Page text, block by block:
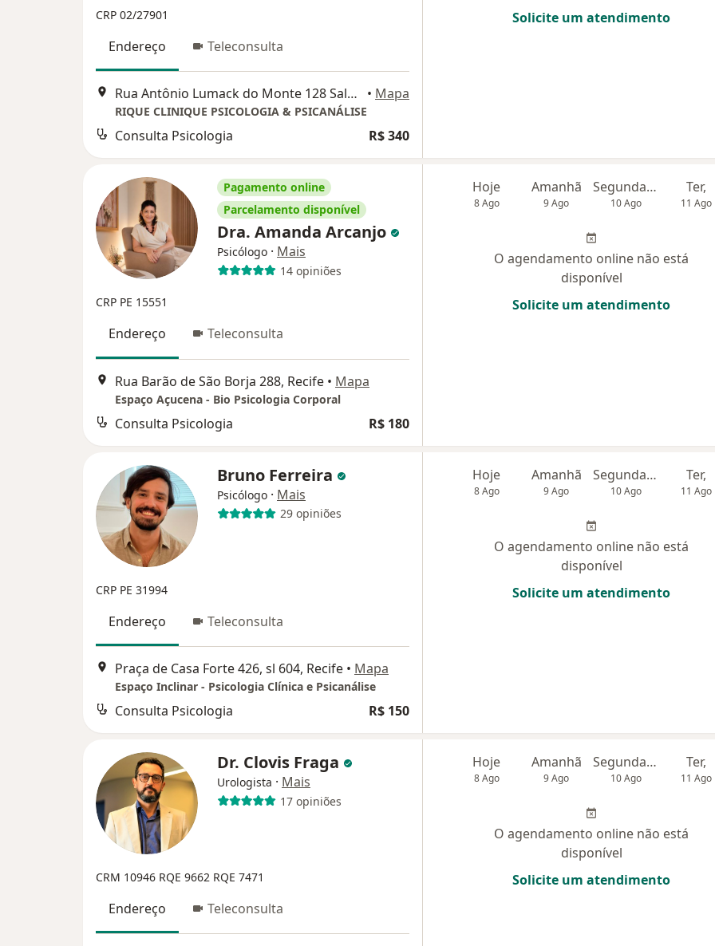
CRP 02/27901
Endereço Teleconsulta
Rua Antônio Lumack do Monte 128 Sala 302, Recife • Mapa
RIQUE CLINIQUE PSICOLOGIA & PSICANÁLISE
Consulta Psicologia R$ 340
Solicite um atendimento
Pagamento online
Parcelamento disponível
Dra. Amanda Arcanjo
Psicólogo · Mais
14 opiniões
CRP PE 15551
Endereço Teleconsulta
Rua Barão de São Borja 288, Recife • Mapa
Espaço Açucena - Bio Psicologia Corporal
Consulta Psicologia R$ 180
Hoje
8 Ago
Amanhã
9 Ago
Segunda-feira
10 Ago
Ter,
11 Ago
O agendamento online não está
disponível
Solicite um atendimento
Bruno Ferreira
Psicólogo · Mais
29 opiniões
CRP PE 31994
Endereço Teleconsulta
Praça de Casa Forte 426, sl 604, Recife • Mapa
Espaço Inclinar - Psicologia Clínica e Psicanálise
Consulta Psicologia R$ 150
Hoje
8 Ago
Amanhã
9 Ago
Segunda-feira
10 Ago
Ter,
11 Ago
O agendamento online não está
disponível
Solicite um atendimento
Dr. Clovis Fraga
Urologista · Mais
17 opiniões
CRM 10946 RQE 9662 RQE 7471
Endereço Teleconsulta
Hoje
8 Ago
Amanhã
9 Ago
Segunda-feira
10 Ago
Ter,
11 Ago
O agendamento online não está
disponível
Solicite um atendimento